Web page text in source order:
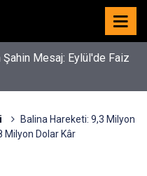
Şahin Mesaj: Eylül'de Faiz
Balina Hareketi: 9,3 Milyon
Milyon Dolar Kâr